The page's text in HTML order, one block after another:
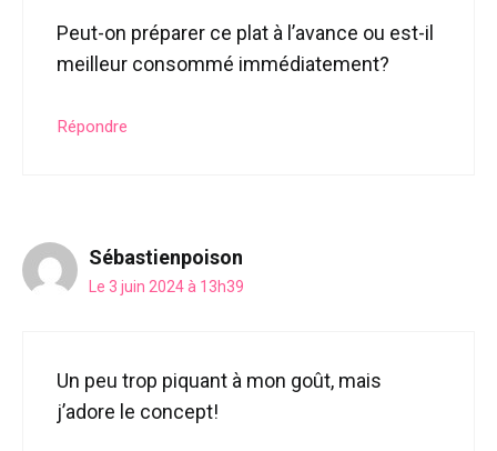
Peut-on préparer ce plat à l’avance ou est-il
meilleur consommé immédiatement?
Répondre
Sébastienpoison
Le 3 juin 2024 à 13h39
Un peu trop piquant à mon goût, mais
j’adore le concept!